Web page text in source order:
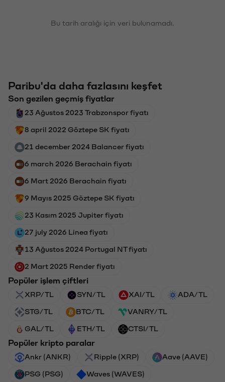
Bu tarih aralığı için veri bulunamadı.
Paribu'da daha fazlasını keşfet
Son gezilen geçmiş fiyatlar
23 Ağustos 2023 Trabzonspor fiyatı
8 april 2022 Göztepe SK fiyatı
21 december 2024 Balancer fiyatı
6 march 2026 Berachain fiyatı
6 Mart 2026 Berachain fiyatı
9 Mayıs 2025 Göztepe SK fiyatı
23 Kasım 2025 Jupiter fiyatı
27 july 2026 Linea fiyatı
13 Ağustos 2024 Portugal NT fiyatı
2 Mart 2025 Render fiyatı
Popüler işlem çiftleri
XRP/TL SYN/TL XAI/TL ADA/TL
STG/TL BTC/TL VANRY/TL
GAL/TL ETH/TL CTSI/TL
Popüler kripto paralar
Ankr (ANKR) Ripple (XRP) Aave (AAVE)
PSG (PSG) Waves (WAVES)